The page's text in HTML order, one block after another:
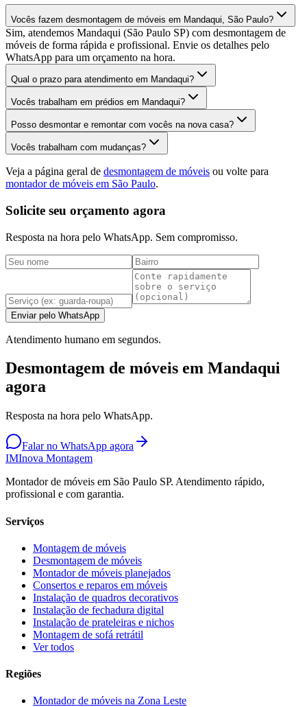
Vocês fazem desmontagem de móveis em Mandaqui, São Paulo?
Sim, atendemos Mandaqui (São Paulo SP) com desmontagem de
móveis de forma rápida e profissional. Envie os detalhes pelo
WhatsApp para um orçamento na hora.
Qual o prazo para atendimento em Mandaqui?
Vocês trabalham em prédios em Mandaqui?
Posso desmontar e remontar com vocês na nova casa?
Vocês trabalham com mudanças?
Veja a página geral de desmontagem de móveis ou volte para
montador de móveis em São Paulo.
Solicite seu orçamento agora
Resposta na hora pelo WhatsApp. Sem compromisso.
Enviar pelo WhatsApp
Atendimento humano em segundos.
Desmontagem de móveis em Mandaqui
agora
Resposta na hora pelo WhatsApp.
Falar no WhatsApp agora
IMInova Montagem
Montador de móveis em São Paulo SP. Atendimento rápido,
profissional e com garantia.
Serviços
Montagem de móveis
Desmontagem de móveis
Montador de móveis planejados
Consertos e reparos em móveis
Instalação de quadros decorativos
Instalação de fechadura digital
Instalação de prateleiras e nichos
Montagem de sofá retrátil
Ver todos
Regiões
Montador de móveis na Zona Leste